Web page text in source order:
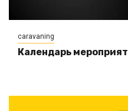
caravaning
Календарь